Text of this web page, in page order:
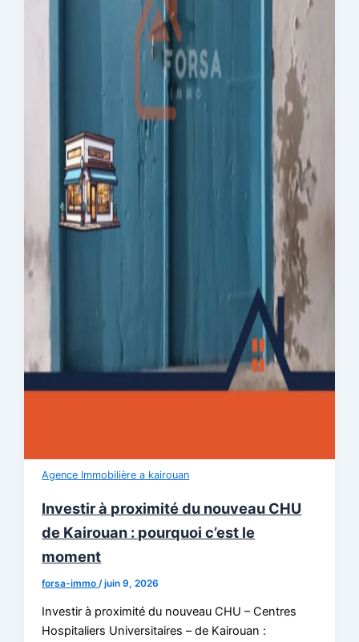
Agence Immobilière a kairouan
Investir à proximité du nouveau CHU
de Kairouan : pourquoi c’est le
moment
forsa-immo /juin 9, 2026
Investir à proximité du nouveau CHU – Centres
Hospitaliers Universitaires – de Kairouan :